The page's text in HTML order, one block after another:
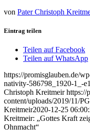
von Pater Christoph
Eintrag teilen
Teilen auf Facebook
Teilen auf WhatsApp
https://promisglauben.de/
nativity-586798_1920-1_-
Christoph Kreitmeir https://
content/uploads/2019/11/
Kreitmeir2020-12-25
Kreitmeir: „Gottes Kraft
Ohnmacht“